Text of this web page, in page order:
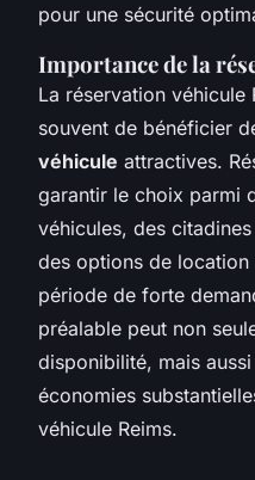
pour une sécurité
Importance de la
La réservation véhicule
souvent de bénéficier
véhicule attractives.
garantir le choix parmi
véhicules, des
des options de
période de forte
préalable peut non
disponibilité, mais
économies
véhicule Reims.